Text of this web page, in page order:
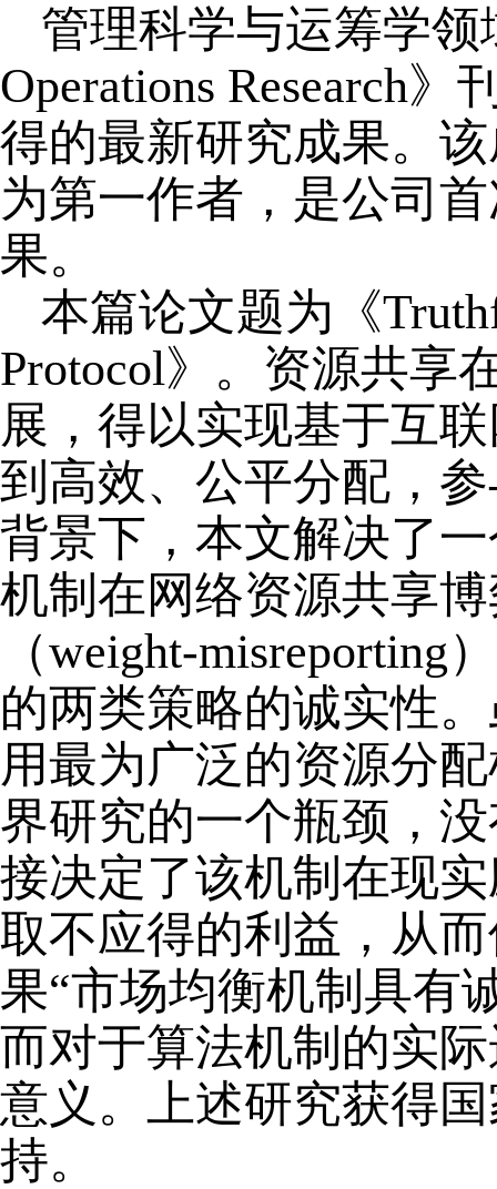
管理科学与运筹学领
Operations Research
得的最新研究成果。
为第一作者，是公司
果。
本篇论文题为《
Protocol》。资源共享
展，得以实现基于互
到高效、公平分配，
背景下，本文解决了
机制在网络资源共享
（weight-misreporting
的两类策略的诚实性
用最为广泛的资源分
界研究的一个瓶颈，
接决定了该机制在现
取不应得的利益，从
果“市场均衡机制具有
而对于算法机制的实
意义。上述研究获得
持。